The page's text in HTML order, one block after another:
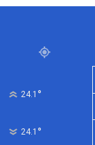
24.1 °
24.1 °